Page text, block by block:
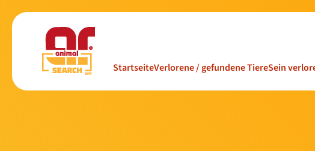
StartseiteVerlorene / gefundene TiereSein